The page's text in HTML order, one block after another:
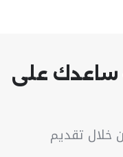
على
خلال تقديم